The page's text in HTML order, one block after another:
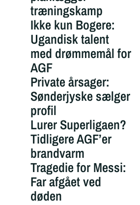
træningskamp
Ikke kun Bogere:
Ugandisk talent
med drømmemål for
AGF
Private årsager:
Sønderjyske sælger
profil
Lurer Superligaen?
Tidligere AGF’er
brandvarm
Tragedie for Messi:
Far afgået ved
døden